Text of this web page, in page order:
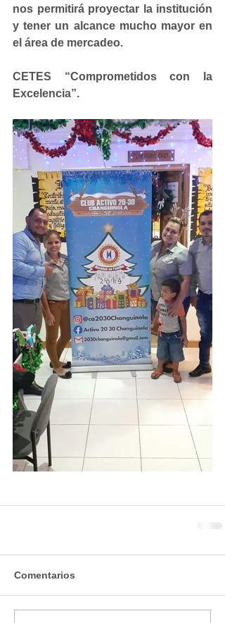
nos permitirá proyectar la institución
y tener un alcance mucho mayor en
el área de mercadeo.
CETES “Comprometidos con la
Excelencia”.
Comentarios